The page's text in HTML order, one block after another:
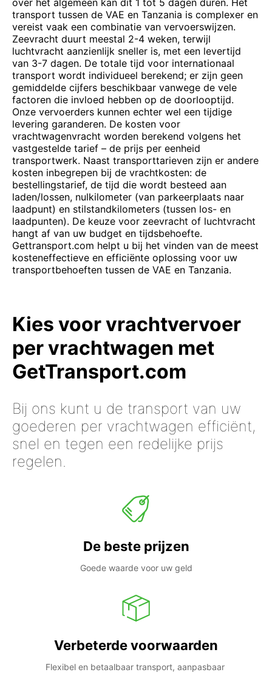
over het algemeen kan dit 1 tot 5 dagen duren. Het
transport tussen de VAE en Tanzania is complexer en
vereist vaak een combinatie van vervoerswijzen.
Zeevracht duurt meestal 2-4 weken, terwijl
luchtvracht aanzienlijk sneller is, met een levertijd
van 3-7 dagen. De totale tijd voor internationaal
transport wordt individueel berekend; er zijn geen
gemiddelde cijfers beschikbaar vanwege de vele
factoren die invloed hebben op de doorlooptijd.
Onze vervoerders kunnen echter wel een tijdige
levering garanderen. De kosten voor
vrachtwagenvracht worden berekend volgens het
vastgestelde tarief – de prijs per eenheid
transportwerk. Naast transporttarieven zijn er andere
kosten inbegrepen bij de vrachtkosten: de
bestellingstarief, de tijd die wordt besteed aan
laden/lossen, nulkilometer (van parkeerplaats naar
laadpunt) en stilstandkilometers (tussen los- en
laadpunten). De keuze voor zeevracht of luchtvracht
hangt af van uw budget en tijdsbehoefte.
Gettransport.com helpt u bij het vinden van de meest
kosteneffectieve en efficiënte oplossing voor uw
transportbehoeften tussen de VAE en Tanzania.
Kies voor vrachtvervoer
per vrachtwagen met
GetTransport.com
Bij ons kunt u de transport van uw
goederen per vrachtwagen efficiënt,
snel en tegen een redelijke prijs
regelen.
De beste prijzen
Goede waarde voor uw geld
Verbeterde voorwaarden
Flexibel en betaalbaar transport, aanpasbaar